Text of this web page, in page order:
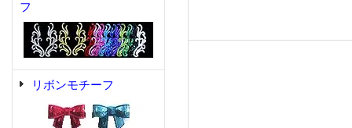
フ
リボンモチーフ